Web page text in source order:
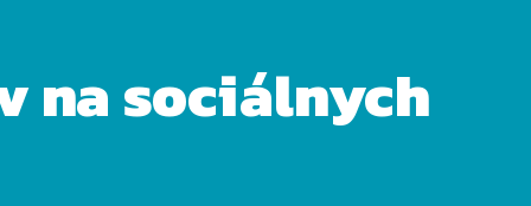
na sociálnych